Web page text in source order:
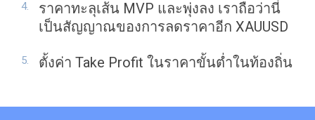
ราคาทะลุเส้น MVP และพุ่งลง เราถือว่านี่
เป็นสัญญาณของการลดราคาอีก XAUUSD
ตั้งค่า Take Profit ในราคาขั้นต่ำในท้องถิ่น